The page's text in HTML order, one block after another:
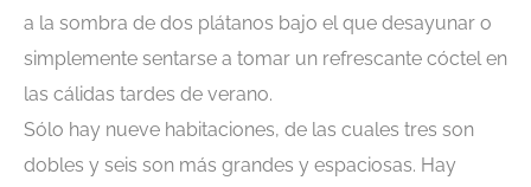
a la sombra de dos plátanos bajo el que desayunar o
simplemente sentarse a tomar un refrescante cóctel en
las cálidas tardes de verano.
Sólo hay nueve habitaciones, de las cuales tres son
dobles y seis son más grandes y espaciosas. Hay